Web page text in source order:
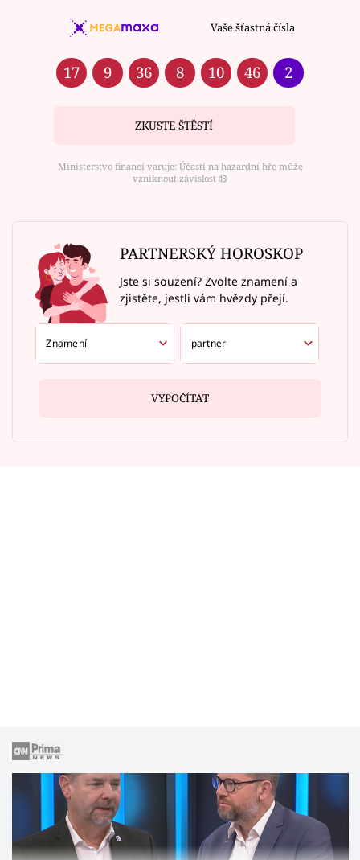
Vaše šťastná čísla
17 9 36 8 10 46 2
ZKUSTE ŠTĚSTÍ
Ministerstvo financí varuje: Účastí na hazardní hře může
vzniknout závislost ⑱
PARTNERSKÝ HOROSKOP
Jste si souzení? Zvolte znamení a
zjistěte, jestli vám hvězdy přejí.
VYPOČÍTAT